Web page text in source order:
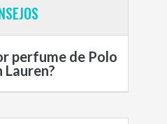
perfume de Polo
Lauren?